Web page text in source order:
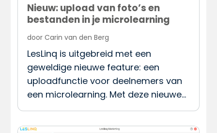
Nieuw: upload van foto’s en
bestanden in je microlearning
door Carin van den Berg
LesLinq is uitgebreid met een
geweldige nieuwe feature: een
uploadfunctie voor deelnemers van
een microlearning. Met deze nieuwe…